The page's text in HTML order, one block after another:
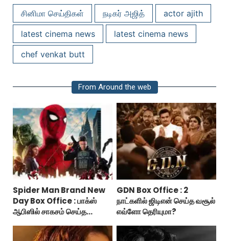
சினிமா செய்திகள் நடிகர் அஜித்
actor ajith
latest cinema news
latest cinema news
chef venkat butt
From Around the web
Spider Man Brand New
Day Box Office : பாக்ஸ்
ஆபிஸில் சாகசம் செய்த
GDN Box Office : 2
நாட்களில் ஜிடிஎன் செய்த வசூல்
எவ்ளோ தெரியுமா?